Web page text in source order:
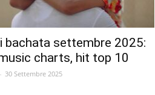
bachata settembre 2025:
charts, hit top 10
- 30 Settembre 2025